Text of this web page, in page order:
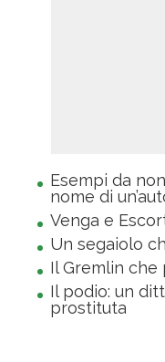
Esempi da
nome di
Venga e
Un segaiolo
Il Gremlin che
Il podio: un
prostituta